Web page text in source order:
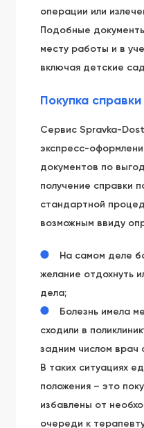
операции или
Подобные
месту работы и в
включая детские
Покупка
Сервис Spravka-
экспресс-
документов по
получение справки
стандартной
возможным ввиду
На самом деле
желание отдохнуть
дела;
Болезнь имела
сходили в
задним числом врач
В таких ситуациях
положения – это
избавлены от
очереди к